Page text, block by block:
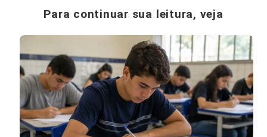
Para continuar sua leitura, veja